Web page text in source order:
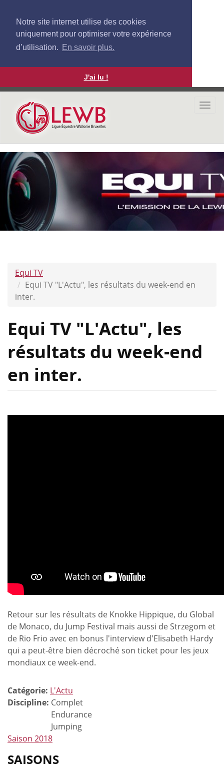
Notre site internet utilise des cookies
uniquement pour optimiser votre expérience
d’utilisation. En savoir plus.
J'ai lu !
Aller
contenu
principal
Equi TV
Equi TV "L'Actu", les résultats du week-end en
inter.
Equi TV "L'Actu", les
résultats du week-end
en inter.
Retour sur les résultats de Knokke Hippique, du Global
de Monaco, du Jump Festival mais aussi de Strzegom et
de Rio Frio avec en bonus l'interview d'Elisabeth Hardy
qui a peut-être bien décroché son ticket pour les jeux
mondiaux ce week-end.
Catégorie: L'Actu
Discipline: Complet
Endurance
Jumping
Saison 2018
SAISONS